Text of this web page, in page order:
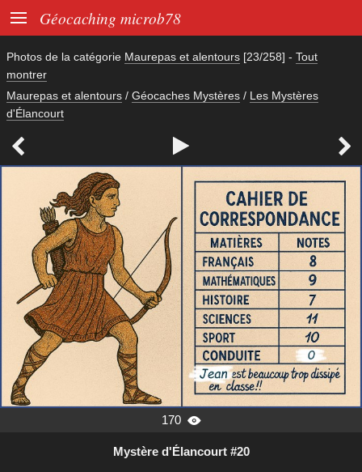
 Géocaching microb78
Photos de la catégorie Maurepas et alentours [23/258] - Tout
montrer
Maurepas et alentours / Géocaches Mystères / Les Mystères
d'Élancourt
  
170 
Mystère d'Élancourt #20